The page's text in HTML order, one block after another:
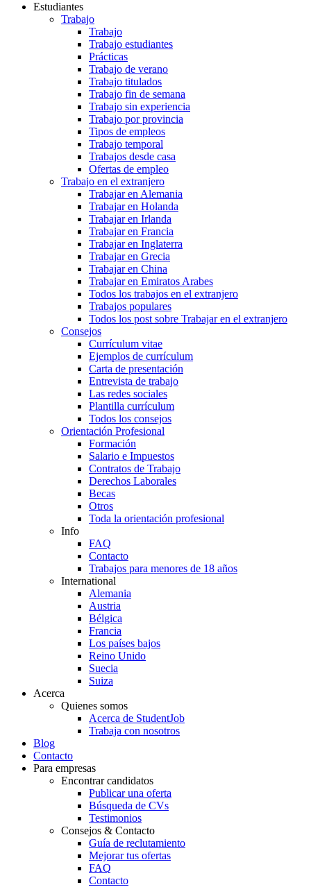
Estudiantes
Trabajo
Trabajo
Trabajo estudiantes
Prácticas
Trabajo de verano
Trabajo titulados
Trabajo fin de semana
Trabajo sin experiencia
Trabajo por provincia
Tipos de empleos
Trabajo temporal
Trabajos desde casa
Ofertas de empleo
Trabajo en el extranjero
Trabajar en Alemania
Trabajar en Holanda
Trabajar en Irlanda
Trabajar en Francia
Trabajar en Inglaterra
Trabajar en Grecia
Trabajar en China
Trabajar en Emiratos Arabes
Todos los trabajos en el extranjero
Trabajos populares
Todos los post sobre Trabajar en el extranjero
Consejos
Currículum vitae
Ejemplos de currículum
Carta de presentación
Entrevista de trabajo
Las redes sociales
Plantilla currículum
Todos los consejos
Orientación Profesional
Formación
Salario e Impuestos
Contratos de Trabajo
Derechos Laborales
Becas
Otros
Toda la orientación profesional
Info
FAQ
Contacto
Trabajos para menores de 18 años
International
Alemania
Austria
Bélgica
Francia
Los países bajos
Reino Unido
Suecia
Suiza
Acerca
Quienes somos
Acerca de StudentJob
Trabaja con nosotros
Blog
Contacto
Para empresas
Encontrar candidatos
Publicar una oferta
Búsqueda de CVs
Testimonios
Consejos & Contacto
Guía de reclutamiento
Mejorar tus ofertas
FAQ
Contacto